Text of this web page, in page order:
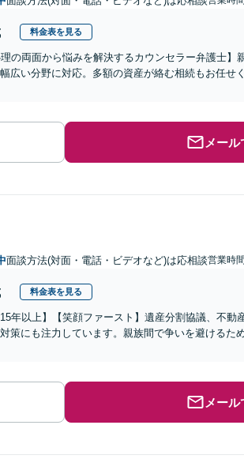
料金表を見る
理の両面から悩みを解決するカウンセラー弁護士
広い分野に対応。多額の資産が絡む相続もお任せ
メー
面談方法(対面・電話・ビデオなど)は応相談営業時
料金表を見る
年以上】【笑顔ファースト】遺産分割協議、不
策にも注力しています。親族間で争いを避けるた
メー